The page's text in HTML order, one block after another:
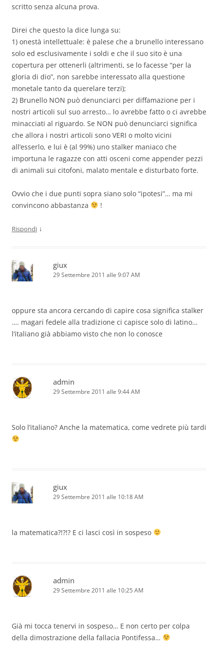
scritto senza alcuna prova.
Direi che questo la dice lunga su:
1) onestà intellettuale: è palese che a brunello interessano
solo ed esclusivamente i soldi e che il suo sito è una
copertura per ottenerli (altrimenti, se lo facesse “per la
gloria di dio”, non sarebbe interessato alla questione
monetale tanto da querelare terzi);
2) Brunello NON può denunciarci per diffamazione per i
nostri articoli sul suo arresto… lo avrebbe fatto o ci avrebbe
minacciati al riguardo. Se NON può denunciarci significa
che allora i nostri articoli sono VERI o molto vicini
all’esserlo, e lui è (al 99%) uno stalker maniaco che
importuna le ragazze con atti osceni come appender pezzi
di animali sui citofoni, malato mentale e disturbato forte.
Ovvio che i due punti sopra siano solo “ipotesi”… ma mi
convincono abbastanza
!
Rispondi ↓
giux
29 Settembre 2011 alle 9:07 AM
oppure sta ancora cercando di capire cosa significa stalker
…. magari fedele alla tradizione ci capisce solo di latino…
l’italiano già abbiamo visto che non lo conosce
admin
29 Settembre 2011 alle 9:44 AM
Solo l’italiano? Anche la matematica, come vedrete più tardi
giux
29 Settembre 2011 alle 10:18 AM
la matematica?!?!? E ci lasci così in sospeso
admin
29 Settembre 2011 alle 10:25 AM
Già mi tocca tenervi in sospeso… E non certo per colpa
della dimostrazione della fallacia Pontifessa…